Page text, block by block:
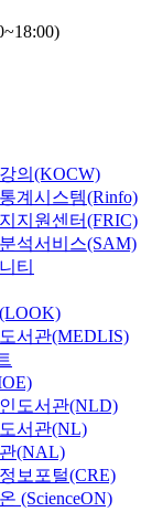
의(KOCW)
계시스템(Rinfo)
지원센터(FRIC)
석서비스(SAM)
티
서관(MEDLIS)
도서관(NLD)
서관(NL)
(NAL)
보포털(CRE)
(ScienceON)